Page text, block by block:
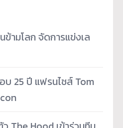
ข้ามโลก จัดการแข่งเล
25 ปี แฟรนไชส์ Tom